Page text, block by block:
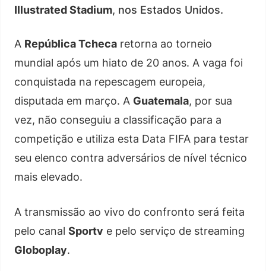
Illustrated Stadium, nos Estados Unidos.
A República Tcheca retorna ao torneio
mundial após um hiato de 20 anos. A vaga foi
conquistada na repescagem europeia,
disputada em março. A Guatemala, por sua
vez, não conseguiu a classificação para a
competição e utiliza esta Data FIFA para testar
seu elenco contra adversários de nível técnico
mais elevado.
A transmissão ao vivo do confronto será feita
pelo canal Sportv e pelo serviço de streaming
Globoplay.